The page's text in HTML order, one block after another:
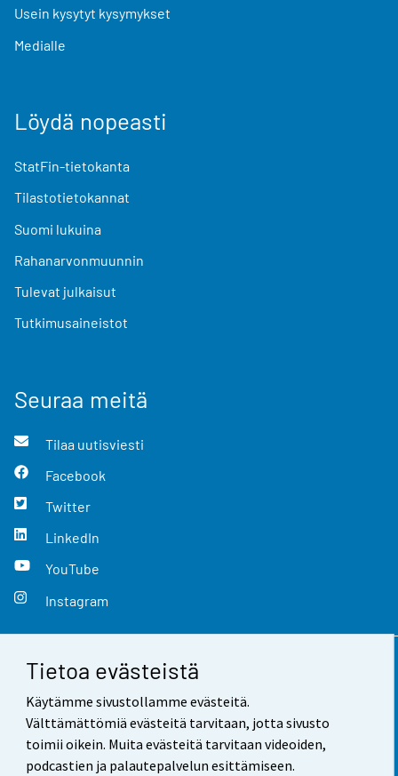
Tietoa evästeistä
Käytämme sivustollamme evästeitä.
Välttämättömiä evästeitä tarvitaan, jotta sivusto
toimii oikein. Muita evästeitä tarvitaan videoiden,
podcastien ja palautepalvelun esittämiseen.
Usein kysytyt kysymykset
Medialle
Löydä nopeasti
StatFin-tietokanta
Tilastotietokannat
Suomi lukuina
Rahanarvonmuunnin
Tulevat julkaisut
Tutkimusaineistot
Seuraa meitä
Tilaa uutisviesti
Facebook
Twitter
LinkedIn
YouTube
Instagram
Yhteystiedot
Palaute
Käyttöehdot